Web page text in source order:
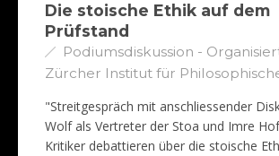
Die stoische Ethik auf dem
Prüfstand
Podiumsdiskussion -
Zürcher Institut für
"Streitgespräch mit anschliessender
Wolf als Vertreter der Stoa und Imre
Kritiker debattieren über die stoische